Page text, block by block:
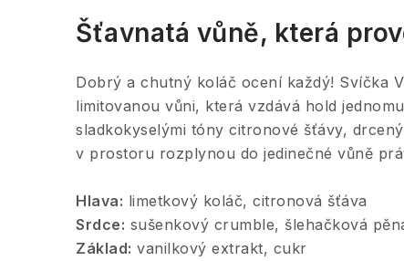
Šťavnatá vůně, která
Dobrý a chutný koláč ocení každý! Svíčka
limitovanou vůni, která vzdává hold
sladkokyselými tóny citronové šťávy,
v prostoru rozplynou do jedinečné vůně
Hlava: limetkový koláč, citronová šťáva
Srdce: sušenkový crumble, šlehačková
Základ: vanilkový extrakt, cukr